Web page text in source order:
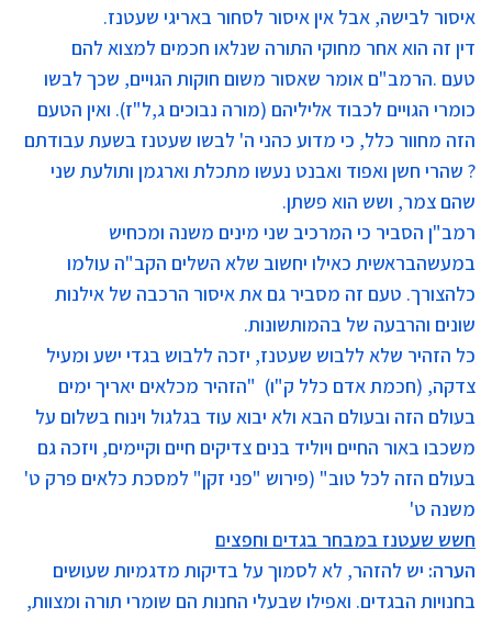
איסור לבישה, אבל אין איסור לסחור באריגי שעטנז.
דין זה הוא אחר מחוקי התורה שנלאו חכמים למצוא להם
טעם .הרמב"ם אומר שאסור משום חוקות הגויים, שכך לבשו
כומרי הגויים לכבוד אליליהם (מורה נבוכים ג,ל"ז). ואין הטעם
הזה מחוור כלל, כי מדוע כהני ה' לבשו שעטנז בשעת עבודתם
? שהרי חשן ואפוד ואבנט נעשו מתכלת וארגמן ותולעת שני
שהם צמר, ושש הוא פשתן.
רמב"ן הסביר כי המרכיב שני מינים משנה ומכחיש
במעשהבראשית כאילו יחשוב שלא השלים הקב"ה עולמו
כלהצורך. טעם זה מסביר גם את איסור הרכבה של אילנות
שונים והרבעה של בהמותשונות.
כל הזהיר שלא ללבוש שעטנז, יזכה ללבוש בגדי ישע ומעיל
צדקה, (חכמת אדם כלל ק"ו) "הזהיר מכלאים יאריך ימים
בעולם הזה ובעולם הבא ולא יבוא עוד בגלגול וינוח בשלום על
משכבו באור החיים ויוליד בנים צדיקים חיים וקיימים, ויזכה גם
בעולם הזה לכל טוב" (פירוש "פני זקן" למסכת כלאים פרק ט'
משנה ט'
חשש שעטנז במבחר בגדים וחפצים
הערה: יש להזהר, לא לסמוך על בדיקות מדגמיות שעושים
בחנויות הבגדים. ואפילו שבעלי החנות הם שומרי תורה ומצוות,